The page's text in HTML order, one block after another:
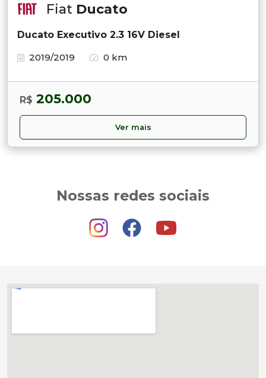
Fiat Ducato
Ducato Executivo 2.3 16V Diesel
2019/2019
0 km
R$ 205.000
Ver mais
Nossas redes sociais